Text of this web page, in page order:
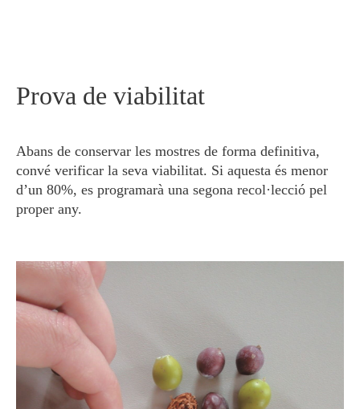
Prova de viabilitat
Abans de conservar les mostres de forma definitiva,
convé verificar la seva viabilitat. Si aquesta és menor
d’un 80%, es programarà una segona recol·lecció pel
proper any.